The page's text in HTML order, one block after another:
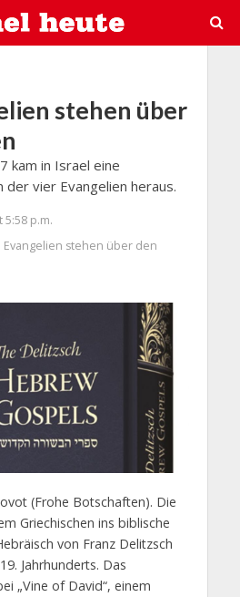
stehen über
kam in Israel eine
der vier Evangelien heraus.
5:58 p.m.
Evangelien stehen über den
(Frohe Botschaften). Die
Griechischen ins biblische
von Franz Delitzsch
Jahrhunderts. Das
„Vine of David“, einem